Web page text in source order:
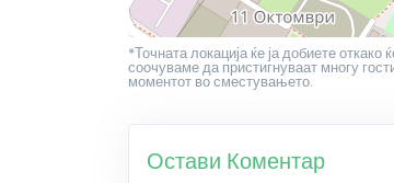
*Точната локација ќе ја добиете откако
соочуваме да пристигнуваат многу
моментот во сместувањето.
Остави Коментар